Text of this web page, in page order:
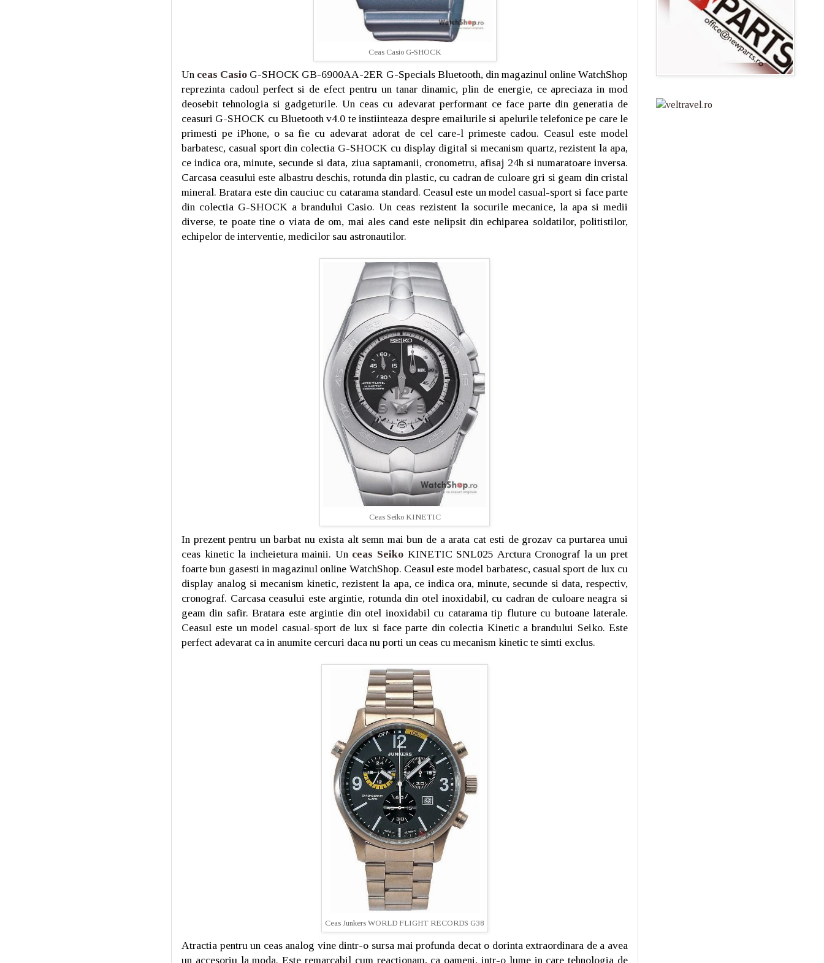
Ceas Casio G-SHOCK
Un ceas Casio G-SHOCK GB-6900AA-2ER G-Specials Bluetooth, din magazinul online WatchShop
reprezinta cadoul perfect si de efect pentru un tanar dinamic, plin de energie, ce apreciaza in mod
deosebit tehnologia si gadgeturile. Un ceas cu adevarat performant ce face parte din generatia de
ceasuri G-SHOCK cu Bluetooth v4.0 te instiinteaza despre emailurile si apelurile telefonice pe care le
primesti pe iPhone, o sa fie cu adevarat adorat de cel care-l primeste cadou. Ceasul este model
barbatesc, casual sport din colectia G-SHOCK cu display digital si mecanism quartz, rezistent la apa,
ce indica ora, minute, secunde si data, ziua saptamanii, cronometru, afisaj 24h si numaratoare inversa.
Carcasa ceasului este albastru deschis, rotunda din plastic, cu cadran de culoare gri si geam din cristal
mineral. Bratara este din cauciuc cu catarama standard. Ceasul este un model casual-sport si face parte
din colectia G-SHOCK a brandului Casio. Un ceas rezistent la socurile mecanice, la apa si medii
diverse, te poate tine o viata de om, mai ales cand este nelipsit din echiparea soldatilor, politistilor,
echipelor de interventie, medicilor sau astronautilor.
Ceas Seiko KINETIC
In prezent pentru un barbat nu exista alt semn mai bun de a arata cat esti de grozav ca purtarea unui
ceas kinetic la incheietura mainii. Un ceas Seiko KINETIC SNL025 Arctura Cronograf la un pret
foarte bun gasesti in magazinul online WatchShop. Ceasul este model barbatesc, casual sport de lux cu
display analog si mecanism kinetic, rezistent la apa, ce indica ora, minute, secunde si data, respectiv,
cronograf. Carcasa ceasului este argintie, rotunda din otel inoxidabil, cu cadran de culoare neagra si
geam din safir. Bratara este argintie din otel inoxidabil cu catarama tip fluture cu butoane laterale.
Ceasul este un model casual-sport de lux si face parte din colectia Kinetic a brandului Seiko. Este
perfect adevarat ca in anumite cercuri daca nu porti un ceas cu mecanism kinetic te simti exclus.
Ceas Junkers WORLD FLIGHT RECORDS G38
Atractia pentru un ceas analog vine dintr-o sursa mai profunda decat o dorinta extraordinara de a avea
un accesoriu la moda. Este remarcabil cum reactionam, ca oameni, intr-o lume in care tehnologia de